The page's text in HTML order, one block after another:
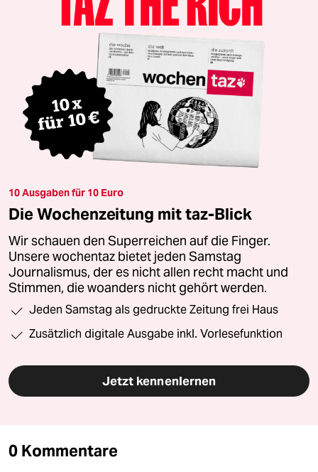
10 Ausgaben für 10 Euro
Die Wochenzeitung mit taz-Blick
Wir schauen den Superreichen auf die Finger.
Unsere wochentaz bietet jeden Samstag
Journalismus, der es nicht allen recht macht und
Stimmen, die woanders nicht gehört werden.
Jeden Samstag als gedruckte Zeitung frei Haus
Zusätzlich digitale Ausgabe inkl. Vorlesefunktion
Jetzt kennenlernen
0 Kommentare